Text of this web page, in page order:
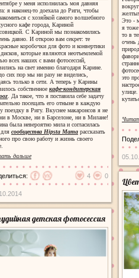
у меня исполнилась моя давняя
я наконец-то доехала до Риги, чтобы
с хозяйкой самого волшебного
кафе города, Кариной
С Кариной мы познакомились
давно. И открою вам секрет: те
коробочки для фото и конвертики
которые являются неотъемлемой
всех наших с вами фотосессий,
на свет именно благодаря Карине.
сих пор мы ни разу не виделись,
только в сети. А теперь у Карины
собственное кафе-кондитерская
. Да такое, что я поставила себе задачу
посещать его отныне в каждую
поездку в Ригу. Вкуснее макаронсов я не
в Москве, ни в Барселоне, ни в Милане!
была невероятно мила и согласилась
сообщества Hipsta Mama рассказать
про свою работу и жизнь своего
дальше
4 0
детская фотосессия
Это -
я
то в
очень
это